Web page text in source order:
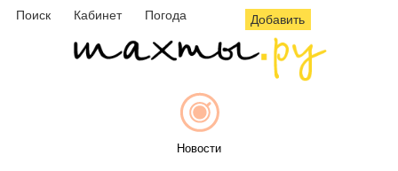
Поиск Кабинет Погода Добавить
Новости